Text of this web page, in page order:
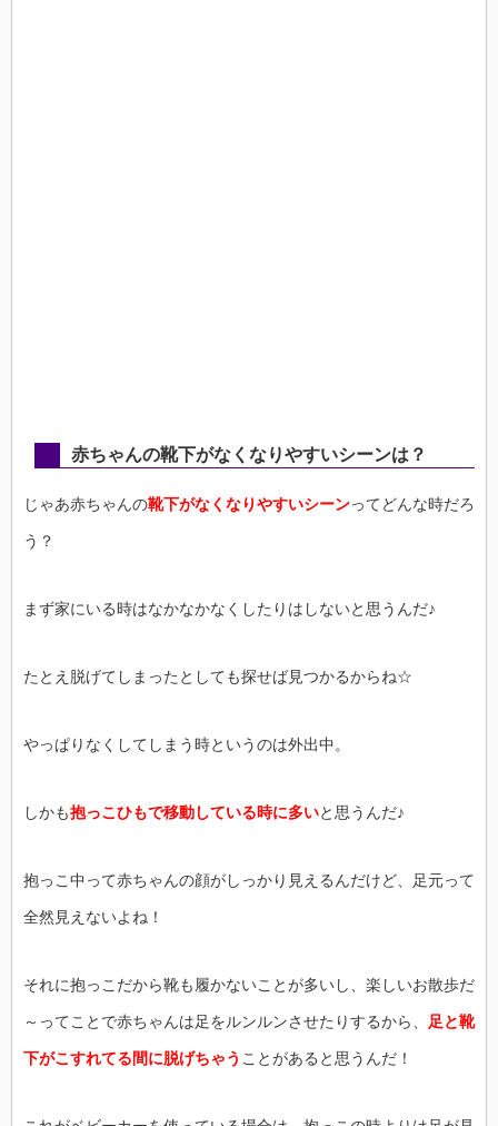
赤ちゃんの靴下がなくなりやすいシーンは？
じゃあ赤ちゃんの靴下がなくなりやすいシーンってどんな時だろ
う？
まず家にいる時はなかなかなくしたりはしないと思うんだ♪
たとえ脱げてしまったとしても探せば見つかるからね☆
やっぱりなくしてしまう時というのは外出中。
しかも抱っこひもで移動している時に多いと思うんだ♪
抱っこ中って赤ちゃんの顔がしっかり見えるんだけど、足元って
全然見えないよね！
それに抱っこだから靴も履かないことが多いし、楽しいお散歩だ
～ってことで赤ちゃんは足をルンルンさせたりするから、 足と靴
下がこすれてる間に脱げちゃう ことがあると思うんだ！